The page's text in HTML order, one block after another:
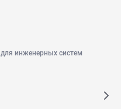
инженерных систем